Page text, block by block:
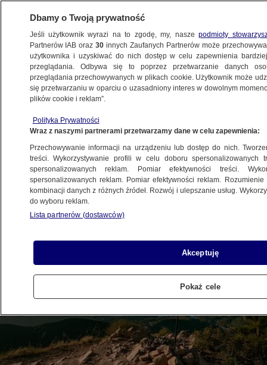
ŚWIAT
które chciałby przejąć Donald Trump
Maciej Michałek
26.03.2025, 17:07
Udostępnij
Dbamy o Twoją prywatność
Jeśli użytkownik wyrazi na to zgodę, my, naszepodmioty
Partnerów IAB oraz30 innych Zaufanych Partnerów może
użytkownika i uzyskiwać do nich dostęp w celu zapewnienia
przeglądania. Odbywa się to poprzez przetwarzanie danych
przeglądania przechowywanych w plikach cookie. Użytkownik może
się przetwarzaniu w oparciu o uzasadniony interes w dowolnym
plików cookie i reklam”.
Polityka Prywatności
Wraz z naszymi partnerami przetwarzamy dane w celu zapewnienia:
Przechowywanie informacji na urządzeniu lub dostęp do nich.
treści. Wykorzystywanie profili w celu doboru spersonalizowanych
spersonalizowanych reklam. Pomiar efektywności treści.
spersonalizowanych reklam. Pomiar efektywności reklam.
kombinacji danych z różnych źródeł. Rozwój i ulepszanie usług.
do wyboru reklam.
Lista partnerów (dostawców)
Akceptuję
Pokaż cele